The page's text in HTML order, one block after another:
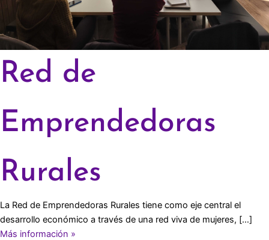
Red de
Emprendedoras
Rurales
La Red de Emprendedoras Rurales tiene como eje central el
desarrollo económico a través de una red viva de mujeres, […]
Más información »